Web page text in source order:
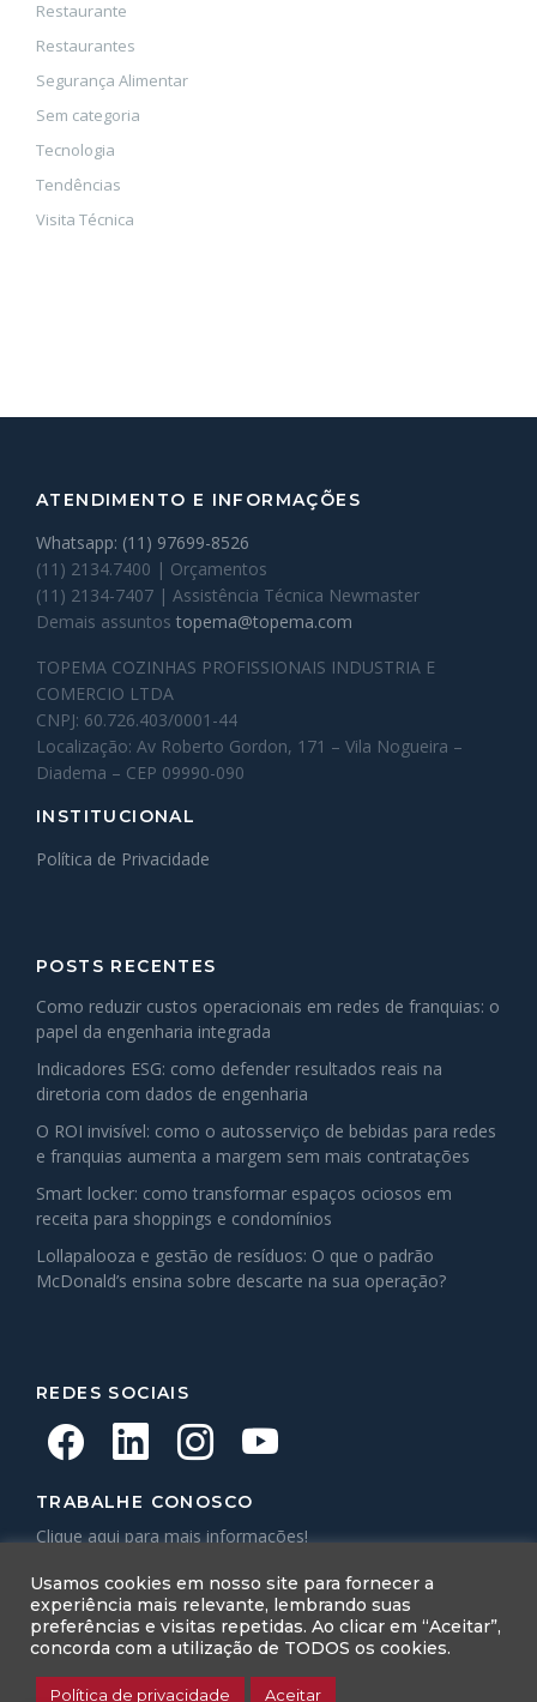
Restaurante
Restaurantes
Segurança Alimentar
Sem categoria
Tecnologia
Tendências
Visita Técnica
ATENDIMENTO E INFORMAÇÕES
Whatsapp: (11) 97699-8526
(11) 2134.7400 | Orçamentos
(11) 2134-7407 | Assistência Técnica Newmaster
Demais assuntos topema@topema.com
TOPEMA COZINHAS PROFISSIONAIS INDUSTRIA E
COMERCIO LTDA
CNPJ: 60.726.403/0001-44
Localização: Av Roberto Gordon, 171 – Vila Nogueira –
Diadema – CEP 09990-090
INSTITUCIONAL
Política de Privacidade
POSTS RECENTES
Como reduzir custos operacionais em redes de franquias: o
papel da engenharia integrada
Indicadores ESG: como defender resultados reais na
diretoria com dados de engenharia
O ROI invisível: como o autosserviço de bebidas para redes
e franquias aumenta a margem sem mais contratações
Smart locker: como transformar espaços ociosos em
receita para shoppings e condomínios
Lollapalooza e gestão de resíduos: O que o padrão
McDonald’s ensina sobre descarte na sua operação?
REDES SOCIAIS
TRABALHE CONOSCO
Clique aqui para mais informações!
Usamos cookies em nosso site para fornecer a
experiência mais relevante, lembrando suas
preferências e visitas repetidas. Ao clicar em “Aceitar”,
concorda com a utilização de TODOS os cookies.
Política de privacidade Aceitar